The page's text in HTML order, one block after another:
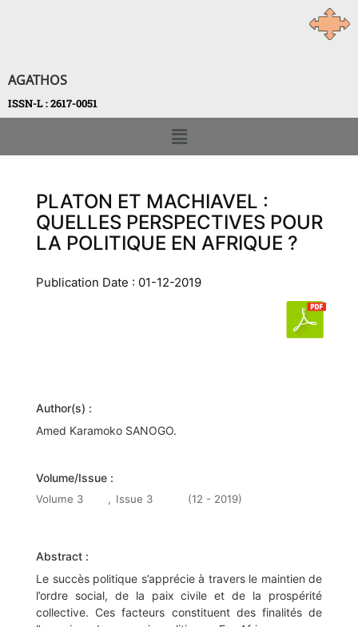
AGATHOS
ISSN-L : 2617-0051
PLATON ET MACHIAVEL :
QUELLES PERSPECTIVES POUR
LA POLITIQUE EN AFRIQUE ?
Publication Date : 01-12-2019
Author(s) :
Amed Karamoko SANOGO.
Volume/Issue :
Volume 3 , Issue 3 (12 - 2019)
Abstract :
Le succès politique s’apprécie à travers le maintien de
l’ordre social, de la paix civile et de la prospérité
collective. Ces facteurs constituent des finalités de